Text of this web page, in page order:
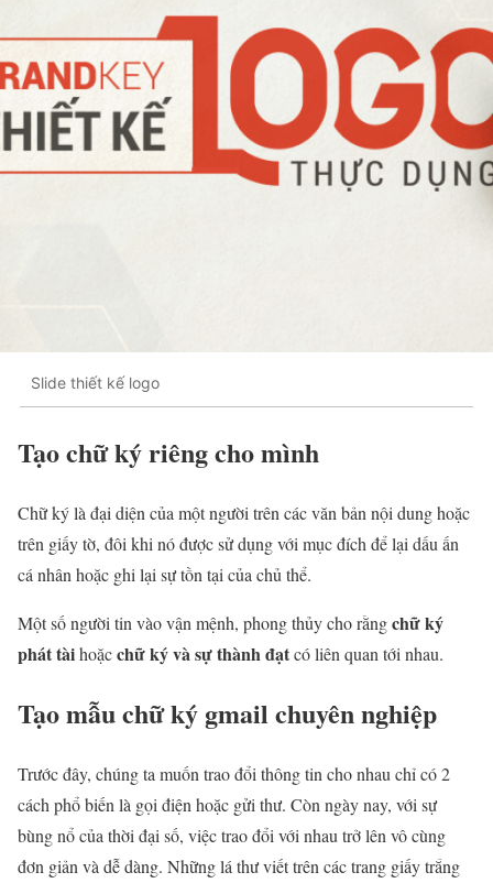
Slide thiết kế logo
Tạo chữ ký riêng cho mình
Chữ ký là đại diện của một người trên các văn bản nội dung hoặc
trên giấy tờ, đôi khi nó được sử dụng với mục đích để lại dấu ấn
cá nhân hoặc ghi lại sự tồn tại của chủ thể.
Một số người tin vào vận mệnh, phong thủy cho rằngchữ ký
phát tàihoặcchữ ký và sự thành đạtcó liên quan tới nhau.
Tạo mẫu chữ ký gmail chuyên nghiệp
Trước đây, chúng ta muốn trao đổi thông tin cho nhau chỉ có 2
cách phổ biến là gọi điện hoặc gửi thư. Còn ngày nay, với sự
bùng nổ của thời đại số, việc trao đổi với nhau trở lên vô cùng
đơn giản và dễ dàng. Những lá thư viết trên các trang giấy trắng